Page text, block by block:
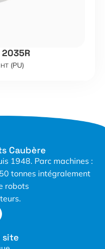
HT(PU)
Caubère
1948. Parc machines :
tonnes intégralement
robots
site